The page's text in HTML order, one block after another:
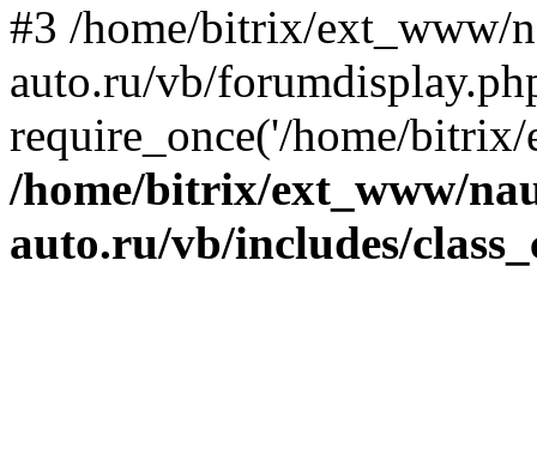
#3 /home/bitrix/ext_www/
auto.ru/vb/
require_once('/home/
/home/bitrix/ext_www/
auto.ru/vb/includes/